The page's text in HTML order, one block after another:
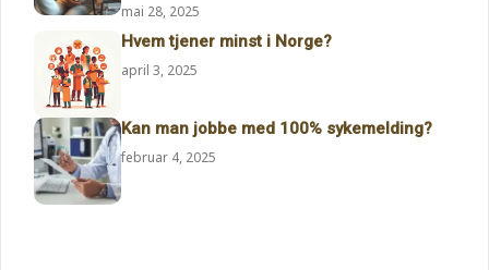
mai 28, 2025
Hvem tjener minst i Norge?
april 3, 2025
Kan man jobbe med 100% sykemelding?
februar 4, 2025